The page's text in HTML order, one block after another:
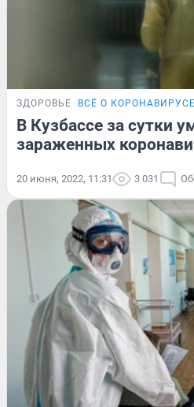
ЗДОРОВЬЕ ВСЁ О КОРОНАВИРУСЕ
В Кузбассе за сутки
зараженных
20 июня, 2022, 11:31 3 031